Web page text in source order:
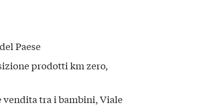
Paese
prodotti km zero,
vendita tra i bambini, Viale